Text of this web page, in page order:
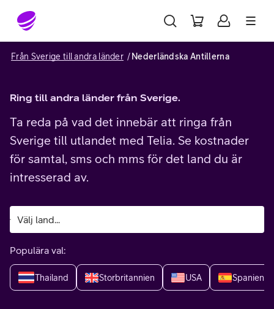
Gå till sidans innehåll
Från Sverige till andra länder Nederländska Antillerna
Ring till andra länder från Sverige.
Ta reda på vad det innebär att ringa från
Sverige till utlandet med Telia. Se kostnader
för samtal, sms och mms för det land du är
intresserad av.
Populära val:
Thailand Storbritannien USA Spanien